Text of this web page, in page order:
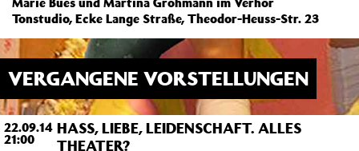
Tonstudio, Ecke Lange Straße, Theodor-Heuss-Str. 23
VERGANGENE VORSTELLUNGEN
22.09.14
21:00
HASS, LIEBE, LEIDENSCHAFT. ALLES
THEATER?